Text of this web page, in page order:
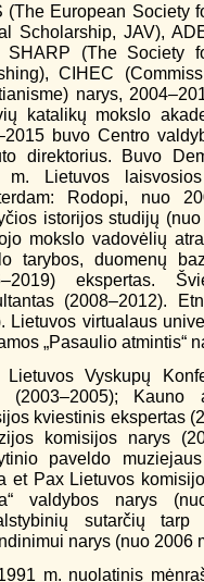
(The European Society
Scholarship, JAV),
SHARP (The Society
CIHEC
narys,
katalikų mokslo
buvo Centro
direktorius. Buvo
m. Lietuvos
Rodopi, nuo
istorijos studijų
mokslo vadovėlių
tarybos, duomenų
ekspertas.
(2008–2012).
Lietuvos virtualaus
„Pasaulio atmintis“
Lietuvos Vyskupų
(2003–2005); Kauno
kviestinis ekspertas
komisijos narys
paveldo
et Pax Lietuvos
valdybos narys
sutarčių
narys (nuo 2006
m. nuolatinis